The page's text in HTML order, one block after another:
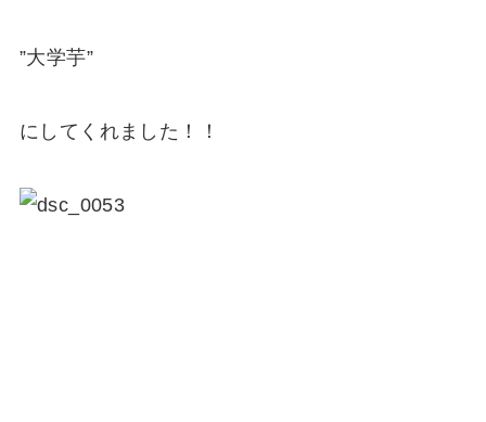
”大学芋”
にしてくれました！！